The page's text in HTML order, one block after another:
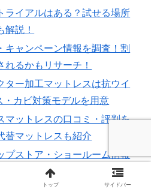
ライアルはある？試せる場所
解説！
キャンペーン情報を調査！割
るかもリサーチ！
ター加工マットレスは抗ウイ
・カビ対策モデルを用意
マットレスの口コミ・評判を
替マットレスも紹介
プストア・ショールーム情報
験できるかリサーチ！
トップ サイドバー